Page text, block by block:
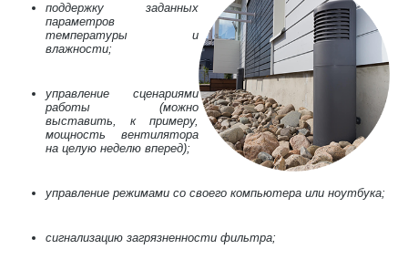
поддержку заданных
параметров
температуры и
влажности;
управление сценариями
работы (можно
выставить, к примеру,
мощность вентилятора
на целую неделю вперед);
управление режимами со своего компьютера или ноутбука;
сигнализацию загрязненности фильтра;